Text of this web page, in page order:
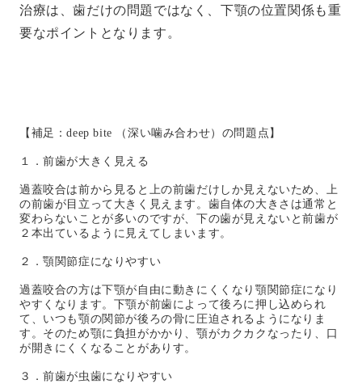
治療は、歯だけの問題ではなく、下顎の位置関係も重
要なポイントとなります。
【補足：deep bite （深い噛み合わせ）の問題点】
１．前歯が大きく見える
過蓋咬合は前から見ると上の前歯だけしか見えないため、上
の前歯が目立って大きく見えます。歯自体の大きさは通常と
変わらないことが多いのですが、下の歯が見えないと前歯が
２本出ているように見えてしまいます。
２．顎関節症になりやすい
過蓋咬合の方は下顎が自由に動きにくくなり顎関節症になり
やすくなります。下顎が前歯によって後ろに押し込められ
て、いつも顎の関節が後ろの骨に圧迫されるようになりま
す。そのため顎に負担がかかり、顎がカクカクなったり、口
が開きにくくなることがありす。
３．前歯が虫歯になりやすい